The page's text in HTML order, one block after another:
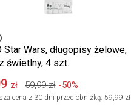
Star Wars, długopisy żelowe,
świetlny, 4 szt.
zł 59,99 zł -50%
cena z 30 dni przed obniżką: 59,99 zł